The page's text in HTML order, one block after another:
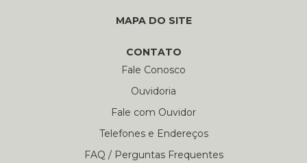
MAPA DO SITE
CONTATO
Fale Conosco
Ouvidoria
Fale com Ouvidor
Telefones e Endereços
FAQ / Perguntas Frequentes